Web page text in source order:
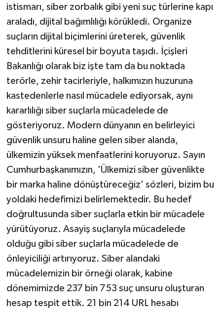
istismarı, siber zorbalık gibi yeni suç türlerine kapı
araladı, dijital bağımlılığı körükledi. Organize
suçların dijital biçimlerini üreterek, güvenlik
tehditlerini küresel bir boyuta taşıdı. İçişleri
Bakanlığı olarak biz işte tam da bu noktada
terörle, zehir tacirleriyle, halkımızın huzuruna
kastedenlerle nasıl mücadele ediyorsak, aynı
kararlılığı siber suçlarla mücadelede de
gösteriyoruz. Modern dünyanın en belirleyici
güvenlik unsuru haline gelen siber alanda,
ülkemizin yüksek menfaatlerini koruyoruz. Sayın
Cumhurbaşkanımızın, 'Ülkemizi siber güvenlikte
bir marka haline dönüştüreceğiz' sözleri, bizim bu
yoldaki hedefimizi belirlemektedir. Bu hedef
doğrultusunda siber suçlarla etkin bir mücadele
yürütüyoruz. Asayiş suçlarıyla mücadelede
olduğu gibi siber suçlarla mücadelede de
önleyiciliği artırıyoruz. Siber alandaki
mücadelemizin bir örneği olarak, kabine
dönemimizde 237 bin 753 suç unsuru oluşturan
hesap tespit ettik. 21 bin 214 URL hesabı